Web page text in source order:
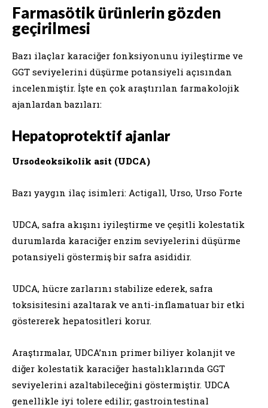
Farmasötik ürünlerin gözden
geçirilmesi
Bazı ilaçlar karaciğer fonksiyonunu iyileştirme ve
GGT seviyelerini düşürme potansiyeli açısından
incelenmiştir. İşte en çok araştırılan farmakolojik
ajanlardan bazıları:
Hepatoprotektif ajanlar
Ursodeoksikolik asit (UDCA)
Bazı yaygın ilaç isimleri: Actigall, Urso, Urso Forte
UDCA, safra akışını iyileştirme ve çeşitli kolestatik
durumlarda karaciğer enzim seviyelerini düşürme
potansiyeli göstermiş bir safra asididir.
UDCA, hücre zarlarını stabilize ederek, safra
toksisitesini azaltarak ve anti-inflamatuar bir etki
göstererek hepatositleri korur.
Araştırmalar, UDCA’nın primer biliyer kolanjit ve
diğer kolestatik karaciğer hastalıklarında GGT
seviyelerini azaltabileceğini göstermiştir. UDCA
genellikle iyi tolere edilir; gastrointestinal